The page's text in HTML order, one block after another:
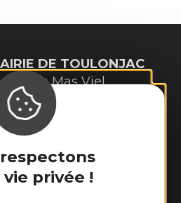
privée !
DE TOULONJAC
rue du Mas Viel
Toulonjac
:05 65 45 11 97
lundi
jeudi : 8h - 12h et 13h30